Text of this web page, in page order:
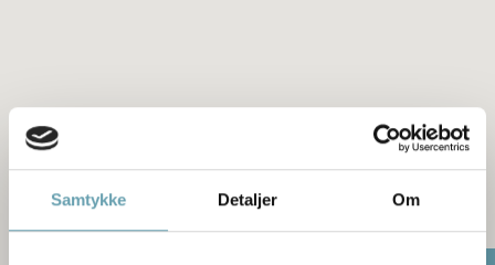
Samtykke Detaljer Om